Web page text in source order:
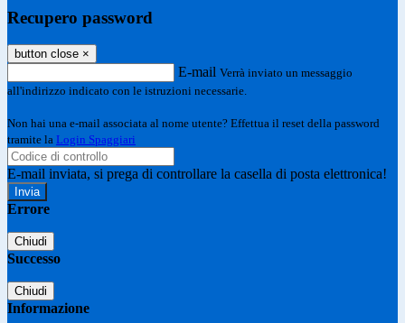
Recupero password
button close ×
E-mail Verrà inviato un messaggio
all'indirizzo indicato con le istruzioni necessarie.
Non hai una e-mail associata al nome utente? Effettua il reset della password
tramite la Login Spaggiari
E-mail inviata, si prega di controllare la casella di posta elettronica!
Errore
Chiudi
Successo
Chiudi
Informazione